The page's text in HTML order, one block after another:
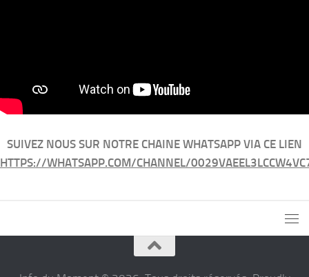
SUIVEZ NOUS SUR NOTRE CHAINE WHATSAPP VIA CE LIEN
HTTPS://WHATSAPP.COM/CHANNEL/